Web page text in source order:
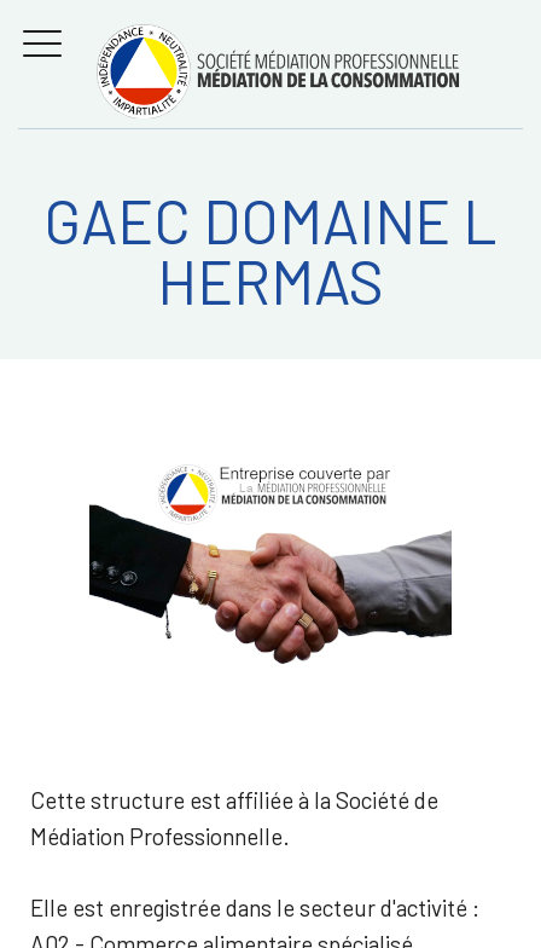
Régler les litiges
entre
consommateurs et
professionnels avec
la médiation de la
consommation
MENU
Recherche
GAEC DOMAINE L
HERMAS
Cette structure est affiliée à la Société de
Médiation Professionnelle.
Elle est enregistrée dans le secteur d'activité :